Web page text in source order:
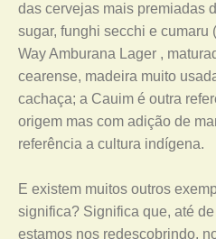
das cervejas mais premiadas
sugar, funghi secchi e cumaru
Way Amburana Lager ,
cearense, madeira muito
cachaça; a Cauim é outra
origem mas com adição de
referência a cultura indígena.
E existem muitos outros
significa? Significa que, até
estamos nos redescobrindo,